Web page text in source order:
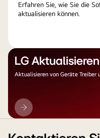
Erfahren Sie, wie Sie die
aktualisieren können.
LG Aktualisieren
Aktualisieren von Geräte Treiber
LG
Aktualisieren